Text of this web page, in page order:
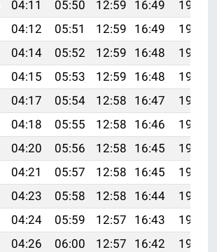
04:11 05:50 12:59 16:49
19:59
04:12 05:51 12:59 16:49
19:57
04:14 05:52 12:59 16:48
19:56
04:15 05:53 12:59 16:48
19:54
04:17 05:54 12:58 16:47
19:53
04:18 05:55 12:58 16:46
19:52
04:20 05:56 12:58 16:45
19:50
04:21 05:57 12:58 16:45
19:49
04:23 05:58 12:58 16:44
19:47
04:24 05:59 12:57 16:43
19:46
04:26 06:00 12:57 16:42
19:44